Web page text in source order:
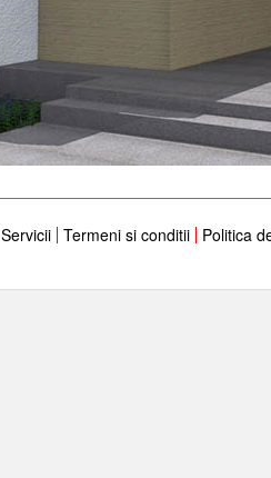
Servicii Termeni si conditii Politica